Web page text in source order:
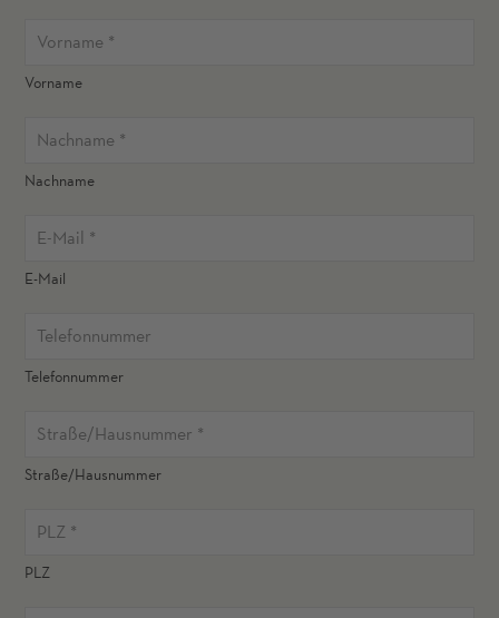
Vorname
Nachname
E-Mail
Telefonnummer
Straße/Hausnummer
PLZ